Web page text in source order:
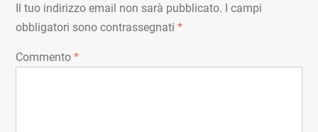
Il tuo indirizzo email non sarà pubblicato.
I campi
obbligatori sono contrassegnati *
Commento *